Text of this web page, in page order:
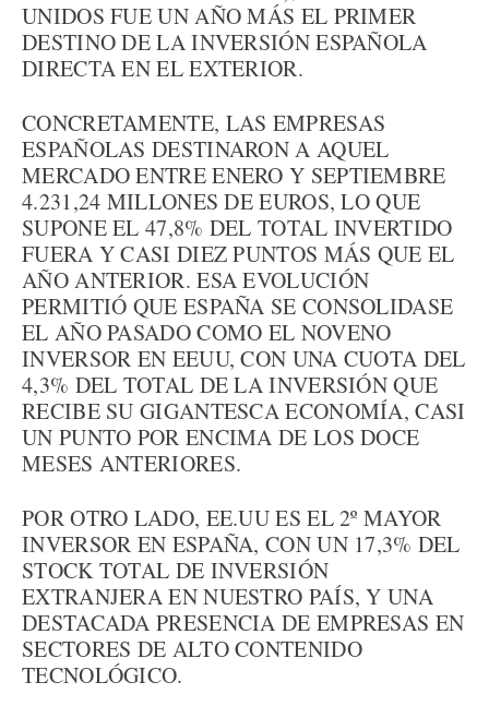
UNIDOS FUE UN AÑO MÁS EL PRIMER
DESTINO DE LA INVERSIÓN ESPAÑOLA
DIRECTA EN EL EXTERIOR.
CONCRETAMENTE, LAS EMPRESAS
ESPAÑOLAS DESTINARON A AQUEL
MERCADO ENTRE ENERO Y SEPTIEMBRE
4.231,24 MILLONES DE EUROS, LO QUE
SUPONE EL 47,8% DEL TOTAL INVERTIDO
FUERA Y CASI DIEZ PUNTOS MÁS QUE EL
AÑO ANTERIOR. ESA EVOLUCIÓN
PERMITIÓ QUE ESPAÑA SE CONSOLIDASE
EL AÑO PASADO COMO EL NOVENO
INVERSOR EN EEUU, CON UNA CUOTA DEL
4,3% DEL TOTAL DE LA INVERSIÓN QUE
RECIBE SU GIGANTESCA ECONOMÍA, CASI
UN PUNTO POR ENCIMA DE LOS DOCE
MESES ANTERIORES.
POR OTRO LADO, EE.UU ES EL 2º MAYOR
INVERSOR EN ESPAÑA, CON UN 17,3% DEL
STOCK TOTAL DE INVERSIÓN
EXTRANJERA EN NUESTRO PAÍS, Y UNA
DESTACADA PRESENCIA DE EMPRESAS EN
SECTORES DE ALTO CONTENIDO
TECNOLÓGICO.